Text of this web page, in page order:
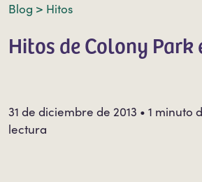
Blog > Hitos
Hitos de Colony Park
31 de diciembre de 2013 • 1 minuto
lectura